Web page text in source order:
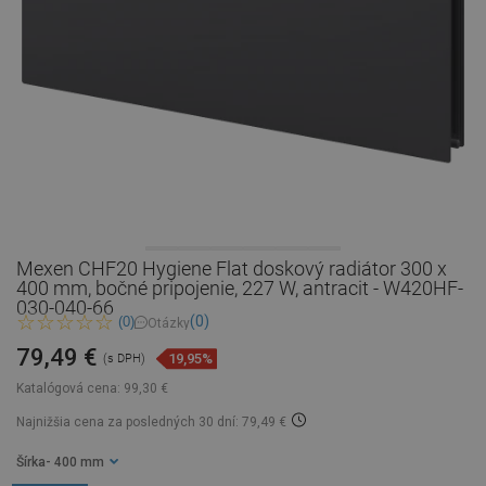
Mexen CHF20 Hygiene Flat doskový radiátor 300 x
400 mm, bočné pripojenie, 227 W, antracit - W420HF-
030-040-66
(0) Otázky(0)
Katalógová cena: 99,30 €
79,49 € (s DPH) 19,95%
Najnižšia cena za posledných 30 dní: 79,49 €
Šírka - 400 mm